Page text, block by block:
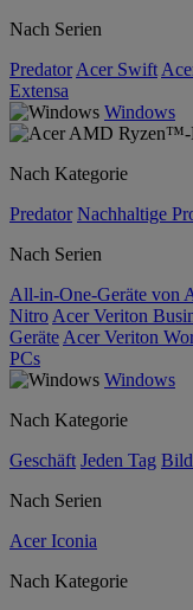
Nach Serien
Predator Acer Swift
Extensa
Windows
Nach Kategorie
Predator Nachhaltige
Nach Serien
All-in-One-Geräte von
Nitro Acer Veriton
Geräte Acer Veriton
PCs
Windows
Nach Kategorie
Geschäft Jeden Tag
Nach Serien
Acer Iconia
Nach Kategorie